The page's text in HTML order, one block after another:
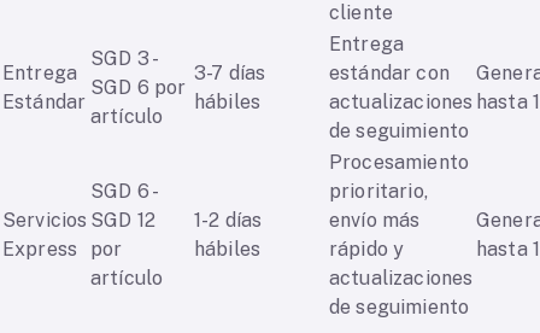
cliente
Entrega
Estándar
SGD 3 -
SGD 6 por
artículo
3-7 días
hábiles
Entrega
estándar con
actualizaciones
de seguimiento
hasta
Servicios
Express
SGD 6 -
SGD 12
por
artículo
1-2 días
hábiles
Procesamiento
prioritario,
envío más
rápido y
actualizaciones
de seguimiento
hasta